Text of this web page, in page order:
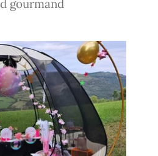
gourmand